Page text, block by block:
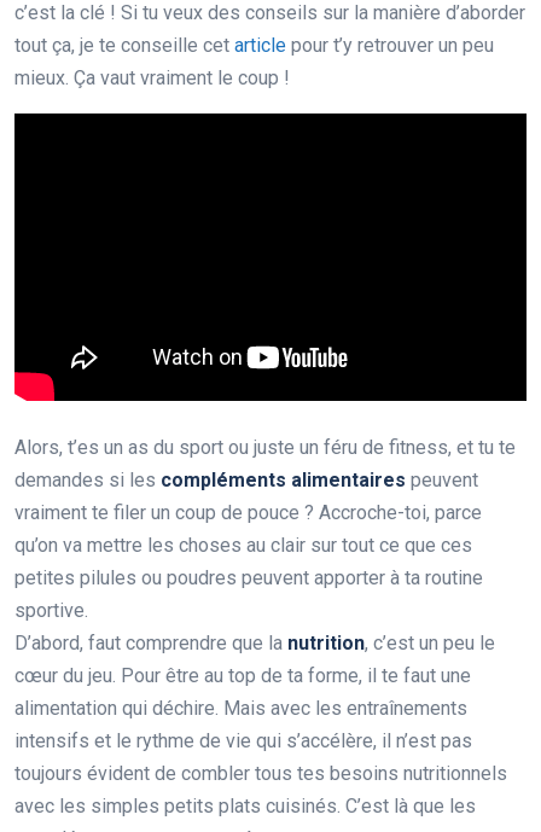
c’est la clé ! Si tu veux des conseils sur la manière d’aborder
tout ça, je te conseille cet article pour t’y retrouver un peu
mieux. Ça vaut vraiment le coup !
Alors, t’es un as du sport ou juste un féru de fitness, et tu te
demandes si les compléments alimentaires peuvent
vraiment te filer un coup de pouce ? Accroche-toi, parce
qu’on va mettre les choses au clair sur tout ce que ces
petites pilules ou poudres peuvent apporter à ta routine
sportive.
D’abord, faut comprendre que la nutrition, c’est un peu le
cœur du jeu. Pour être au top de ta forme, il te faut une
alimentation qui déchire. Mais avec les entraînements
intensifs et le rythme de vie qui s’accélère, il n’est pas
toujours évident de combler tous tes besoins nutritionnels
avec les simples petits plats cuisinés. C’est là que les